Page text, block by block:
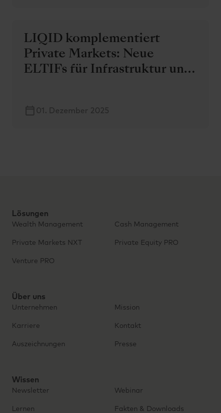
LIQID komplementiert
Private Markets: Neue
ELTIFs für Infrastruktur und
01. Dezember 2025
Lösungen
Wealth Management Cash Management
Private Markets NXT Private Equity PRO
Venture PRO
Über uns
Unternehmen Mission
Karriere Kontakt
Auszeichnungen Presse
Wissen
Newsletter Webinar
Lernen Fakten & Downloads